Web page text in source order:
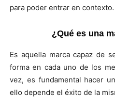
para poder entrar en contexto.
¿Qué es una
Es aquella marca capaz de
forma en cada uno de los
vez, es fundamental hacer
ello depende el éxito de la